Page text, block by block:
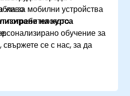
за мобилни устройства
потребителското
живо.
на курса
обучение за
свържете се с нас, за да